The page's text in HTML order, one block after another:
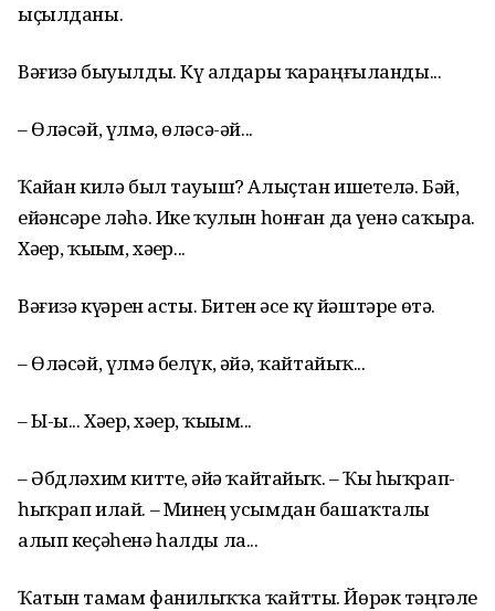
ыҫылданы.
Вәғизә быуылды. Күҙ алдары ҡараңғыланды...
– Өләсәй, үлмә, өләсә-әй...
Ҡайҙан килә был тауыш? Алыҫтан ишетелә. Бәй,
ейәнсәре ләһә. Ике ҡулын һонған да үҙенә саҡыра.
Хәҙер, ҡыҙым, хәҙер...
Вәғизә күҙҙәрен асты. Битен әсе күҙ йәштәре өтә.
– Өләсәй, үлмә белүк, әйҙә, ҡайтайыҡ...
– Ы-ы... Хәҙер, хәҙер, ҡыҙым...
– Әбдләхим китте, әйҙә ҡайтайыҡ. – Ҡыҙ һыҡрап-
һыҡрап илай. – Минең усымдан башаҡталҙы
алып кеҫәһенә һалды ла...
Ҡатын тамам фанилыҡҡа ҡайтты. Йөрәк тәңгәле